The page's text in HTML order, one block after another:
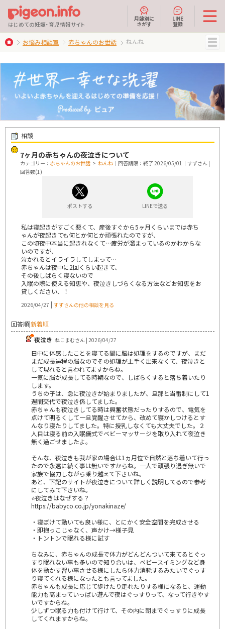
はじめての妊娠・育児情報サイト
月齢別に
さがす
LINE
登録
お悩み相談室 赤ちゃんのお世話 ねんね
相談
7ヶ月の赤ちゃんの夜泣きについて
カテゴリー： 赤ちゃんのお世話 > ねんね ｜回答期限：終了 2026/05/01｜すずさん |
回答数(1)
ポストする LINEで送る
私は寝起きがすごく悪くて、産後すぐから5ヶ月くらいまでは赤ち
ゃんが夜起きても何とか何とか頑張れたのですが、
この頃夜中本当に起きれなくて…疲労が溜まっているのかわからな
いのですが、
泣かれるとイライラしてしまって…
赤ちゃんは夜中に2回くらい起きて、
その後しばらく寝ないので
入眠の際に使える知恵や、夜泣きしづらくなる方法などお知恵をお
貸しください、！
2026/04/27 | すずさんの他の相談を見る
回答順|新着順
夜泣き ねこまむさん | 2026/04/27
日中に体感したことを寝てる間に脳は処理をするのですが、まだ
まだ成長過程の脳なのでその処理が上手く出来なくて、夜泣きと
して現れると言われてますからね。
一気に脳が成長してる時期なので、しばらくすると落ち着いたり
します。
うちの子は、急に夜泣きが始まりましたが、旦那と当番制にして1
週間交代で夜泣き係してました。
赤ちゃんも夜泣きしてる時は興奮状態だったりするので、電気を
点けて明るくして一旦覚醒させてから、改めて寝かしつけるとす
んなり寝たりしてました。特に授乳しなくても大丈夫でした。２
人目は寝る前の入眠儀式でベビーマッサージを取り入れて夜泣き
無く過ごせましたよ。
そんな、夜泣きも我が家の場合は1ヵ月位で自然と落ち着いて行っ
たので永遠に続く事は無いですからね。一人で頑張り過ぎ無いで
家族で協力しながら乗り越えて下さいね。
あと、下記のサイトが夜泣きについて詳しく説明してるので参考
にしてみて下さいね。
⭐夜泣きはなぜする？
https://babyco.co.jp/yonakinaze/
・寝ぼけて動いても良い様に、とにかく安全空間を完成させる
・即抱っこじゃなく、声かけ→様子見
・トントンで眠れる様に試す
ちなみに、赤ちゃんの成長で体力がどんどんついて来てるとぐっ
すり眠れない事も多いので知り合いは、ベビースイミングなど身
体を動かす習い事させる様にしたら体力消耗するみたいでぐっす
り寝てくれる様になったとも言ってました。
赤ちゃんも成長に応じて歩けたり走れたりする様になると、運動
能力も高まっていっぱい遊んで夜はぐっすりって、なって行きやす
いですからね。
少しずつ眠る力も付けて行けて、その内に朝までぐっすりに成長
してくれますからね。